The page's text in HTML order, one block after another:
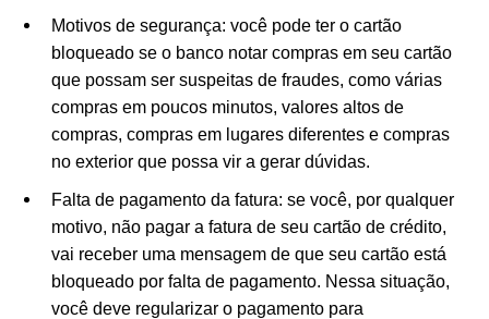
Motivos de segurança: você pode ter o cartão
bloqueado se o banco notar compras em seu cartão
que possam ser suspeitas de fraudes, como várias
compras em poucos minutos, valores altos de
compras, compras em lugares diferentes e compras
no exterior que possa vir a gerar dúvidas.
Falta de pagamento da fatura: se você, por qualquer
motivo, não pagar a fatura de seu cartão de crédito,
vai receber uma mensagem de que seu cartão está
bloqueado por falta de pagamento. Nessa situação,
você deve regularizar o pagamento para